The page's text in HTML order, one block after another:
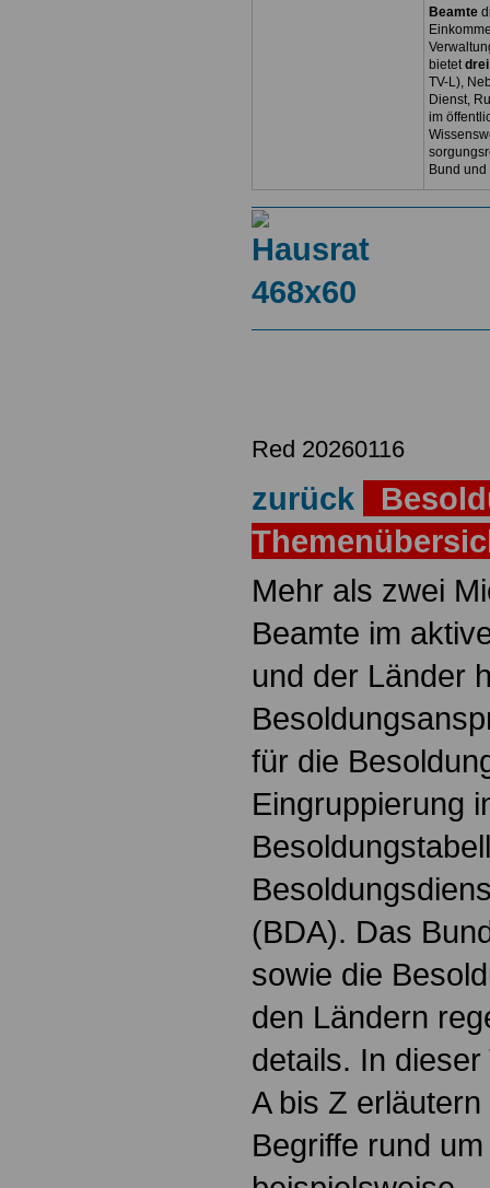
Beamte
bietet
TV-L),
Dienst,
im
Bund
Red 20260116
zurück
Mehr als zwei
Beamte im
und der Länder
für die
Eingruppierung
(BDA). Das
sowie die
den Ländern
details. In
A bis Z
Begriffe rund